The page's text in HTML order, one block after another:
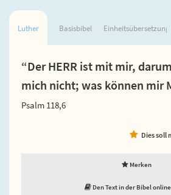
Luther Basisbibel Einheitsübersetzung
“Der HERR ist mit mir,
mich nicht; was können mir
Psalm 118,6
Dies soll
Merken
Den Text in der Bibel